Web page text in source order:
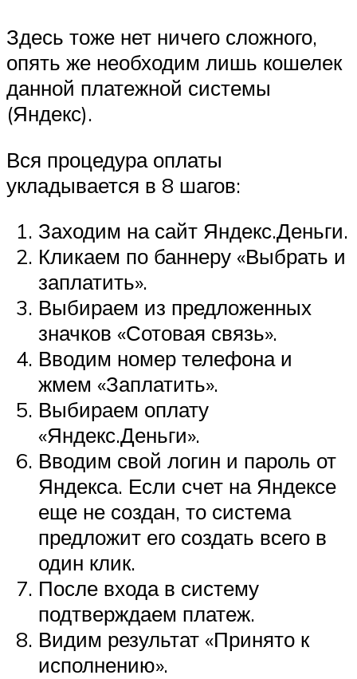
Здесь тоже нет ничего сложного,
опять же необходим лишь кошелек
данной платежной системы
(Яндекс).
Вся процедура оплаты
укладывается в 8 шагов:
Заходим на сайт Яндекс.Деньги.
Кликаем по баннеру «Выбрать и
заплатить».
Выбираем из предложенных
значков «Сотовая связь».
Вводим номер телефона и
жмем «Заплатить».
Выбираем оплату
«Яндекс.Деньги».
Вводим свой логин и пароль от
Яндекса. Если счет на Яндексе
еще не создан, то система
предложит его создать всего в
один клик.
После входа в систему
подтверждаем платеж.
Видим результат «Принято к
исполнению».